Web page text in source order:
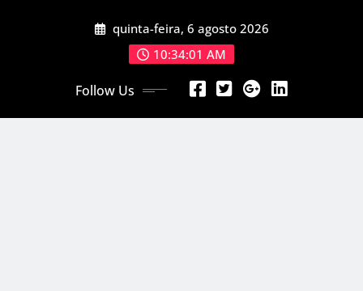
quinta-feira, 6 agosto 2026
10:34:03 AM
Follow Us